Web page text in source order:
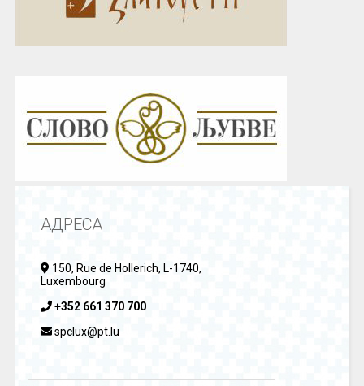
АДРЕСА
150, Rue de Hollerich, L-1740,
Luxembourg
+352 661 370 700
spclux@pt.lu